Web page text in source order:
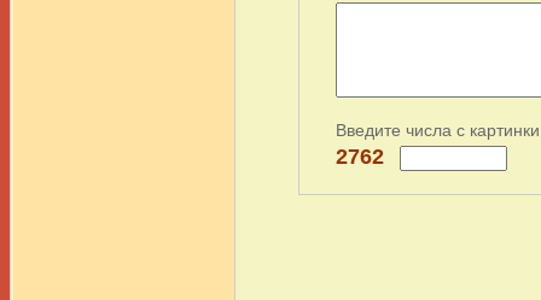
Введите числа с
2762